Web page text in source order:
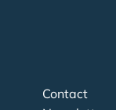
Contact